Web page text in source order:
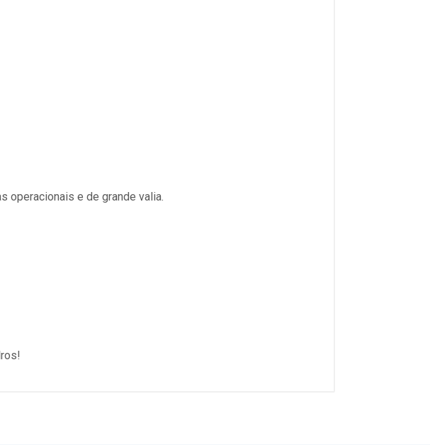
operacionais e de grande valia.